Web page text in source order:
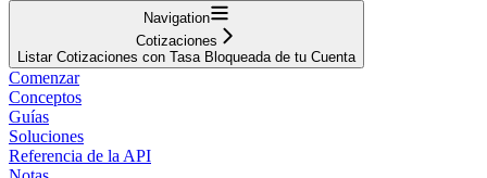
Navigation
Cotizaciones
Listar Cotizaciones con Tasa Bloqueada de tu Cuenta
Comenzar
Conceptos
Guías
Soluciones
Referencia de la API